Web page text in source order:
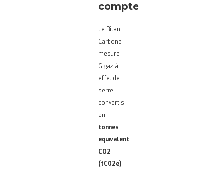
compte
Le Bilan
Carbone
mesure
6 gaz à
effet de
serre,
convertis
en
tonnes
équivalent
CO2
(tCO2e)
: